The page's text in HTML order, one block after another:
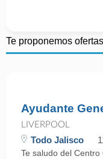
Te proponemos
Ayudante
LIVERPOOL
Todo Jalisco
Te saludo del